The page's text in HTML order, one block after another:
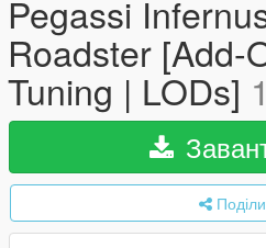
Pegassi
Roadster [Add-
Tuning | LODs]